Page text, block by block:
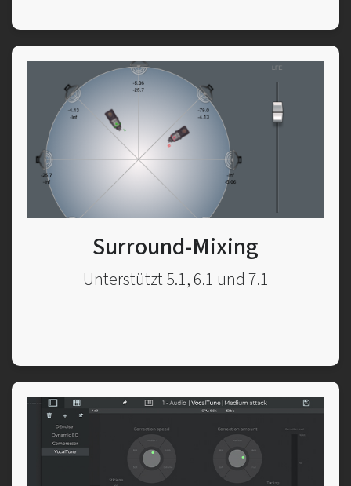
Surround-Mixing
Unterstützt 5.1, 6.1 und 7.1